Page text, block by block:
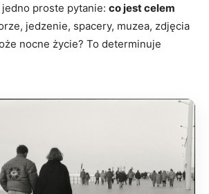
proste pytanie: co jest celem
jedzenie, spacery, muzea, zdjęcia
nocne życie? To determinuje